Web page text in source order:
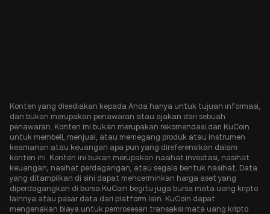
Konten yang disediakan kepada Anda hanya untuk tujuan informasi,
dan bukan merupakan penawaran atau ajakan dari sebuah
penawaran. Konten ini bukan merupakan rekomendasi dari KuCoin
untuk membeli, menjual, atau memegang produk atau instrumen
keamanan atau keuangan apa pun yang direferensikan dalam
konten ini. Konten ini bukan merupakan nasihat investasi, nasihat
keuangan, nasihat perdagangan, atau segala bentuk nasihat. Data
yang ditampilkan di sini dapat mencerminkan harga aset yang
diperdagangkan di bursa KuCoin begitu juga bursa mata uang kripto
lainnya atau pasar data dari platform lain. KuCoin dapat
mengenakan biaya untuk pemrosesan transaksi mata uang kripto